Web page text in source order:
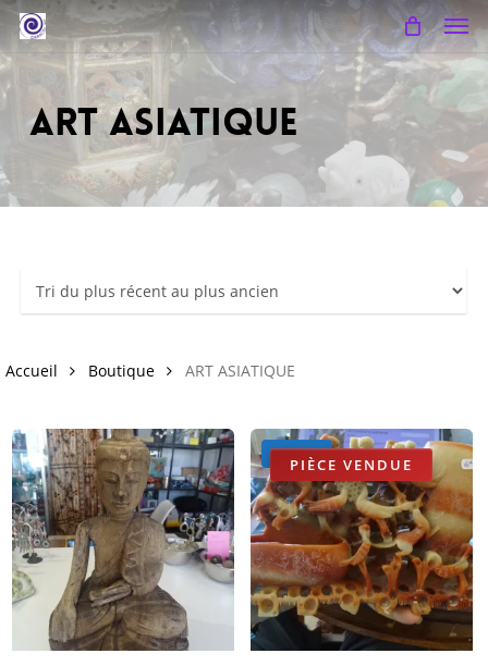
Skip
to
main
content
ART ASIATIQUE
Accueil Boutique ART ASIATIQUE
Promo !